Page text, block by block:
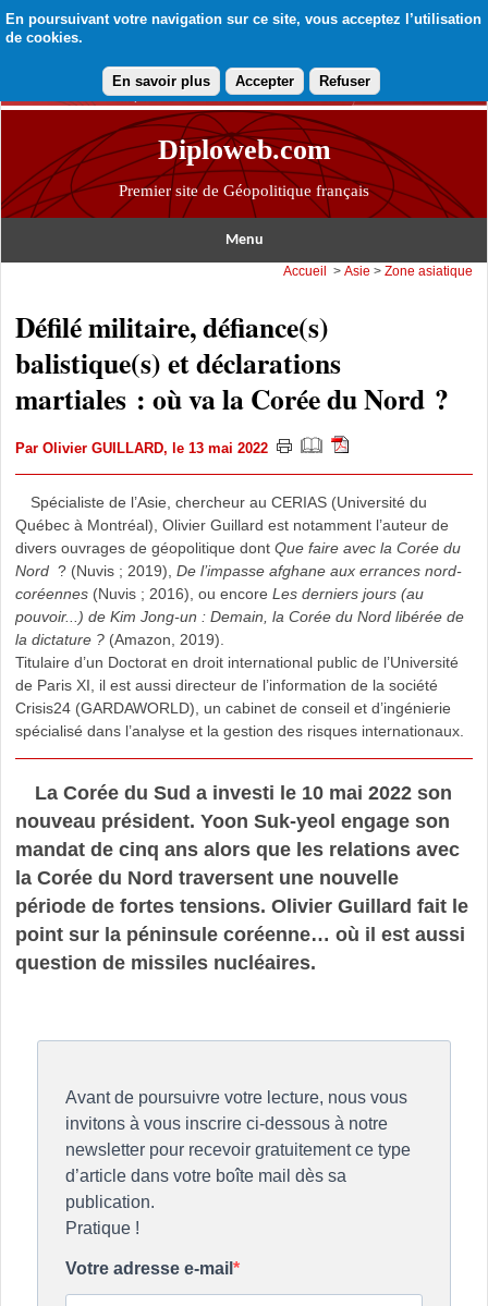
En poursuivant votre navigation sur ce site, vous acceptez l’utilisation
de cookies.
En savoir plus Accepter Refuser
Diploweb.com
Premier site de Géopolitique français
Menu
Accueil >Asie >Zone asiatique
Défilé militaire, défiance(s)
balistique(s) et déclarations
martiales : où va la Corée du Nord ?
Par Olivier GUILLARD, le 13 mai 2022
Spécialiste de l’Asie, chercheur au CERIAS (Université du
Québec à Montréal), Olivier Guillard est notamment l’auteur de
divers ouvrages de géopolitique dont Que faire avec la Corée du
Nord ? (Nuvis ; 2019), De l’impasse afghane aux errances nord-
coréennes (Nuvis ; 2016), ou encore Les derniers jours (au
pouvoir...) de Kim Jong-un : Demain, la Corée du Nord libérée de
la dictature ? (Amazon, 2019).
Titulaire d’un Doctorat en droit international public de l’Université
de Paris XI, il est aussi directeur de l’information de la société
Crisis24 (GARDAWORLD), un cabinet de conseil et d’ingénierie
spécialisé dans l’analyse et la gestion des risques internationaux.
La Corée du Sud a investi le 10 mai 2022 son
nouveau président. Yoon Suk-yeol engage son
mandat de cinq ans alors que les relations avec
la Corée du Nord traversent une nouvelle
période de fortes tensions. Olivier Guillard fait le
point sur la péninsule coréenne… où il est aussi
question de missiles nucléaires.